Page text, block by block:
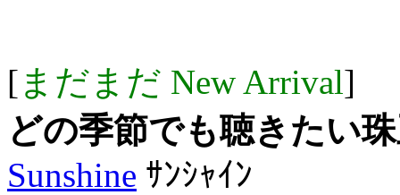
[まだまだ New Arrival]
どの季節でも聴きたい
Sunshine ｻﾝｼｬｲﾝ